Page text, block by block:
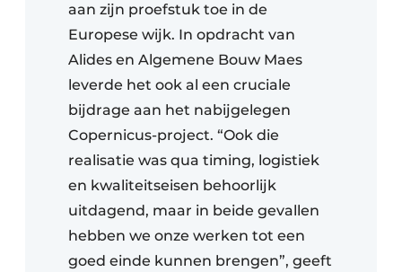
aan zijn proefstuk toe in de
Europese wijk. In opdracht van
Alides en Algemene Bouw Maes
leverde het ook al een cruciale
bijdrage aan het nabijgelegen
Copernicus-project. “Ook die
realisatie was qua timing, logistiek
en kwaliteitseisen behoorlijk
uitdagend, maar in beide gevallen
hebben we onze werken tot een
goed einde kunnen brengen”, geeft